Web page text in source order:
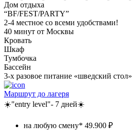
Дом отдыха
“BF/FEST/PARTY”
2-4 местное со всеми удобствами!
40 минут от Москвы
Кровать
Шкаф
Тумбочка
Бассейн
3-х разовое питание «шведский стол»
Маршрут до лагеря
☀️"entry level"- 7 дней☀️
на любую смену* 49.900 ₽